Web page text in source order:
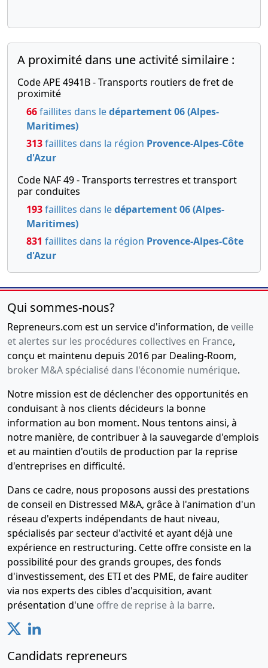
A proximité dans une activité similaire :
Code APE 4941B - Transports routiers de fret de
proximité
66faillites dans ledépartement 06 (Alpes-
Maritimes)
313faillites dans la région Provence-Alpes-Côte
d'Azur
Code NAF 49 - Transports terrestres et transport
par conduites
193faillites dans ledépartement 06 (Alpes-
Maritimes)
831 faillites dans la région Provence-Alpes-Côte
d'Azur
Qui sommes-nous?
Repreneurs.com est un service d'information, deveille
et alertes sur les procédures collectives en France,
conçu et maintenu depuis 2016 par Dealing-Room,
broker M&A spécialisé dans l'économie numérique.
Notre mission est de déclencher des opportunités en
conduisant à nos clients décideurs la bonne
information au bon moment. Nous tentons ainsi, à
notre manière, de contribuer à la sauvegarde d'emplois
et au maintien d'outils de production par la reprise
d'entreprises en difficulté.
Dans ce cadre, nous proposons aussi des prestations
de conseil en Distressed M&A, grâce à l'animation d'un
réseau d'experts indépendants de haut niveau,
spécialisés par secteur d'activité et ayant déjà une
expérience en restructuring. Cette offre consiste en la
possibilité pour des grands groupes, des fonds
d'investissement, des ETI et des PME, de faire auditer
via nos experts des cibles d'acquisition, avant
présentation d'une offre de reprise à la barre.
Candidats repreneurs